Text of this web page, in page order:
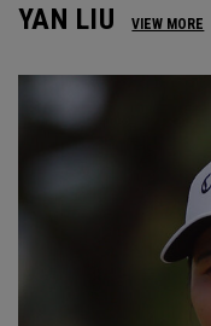
YAN LIU VIEW MORE